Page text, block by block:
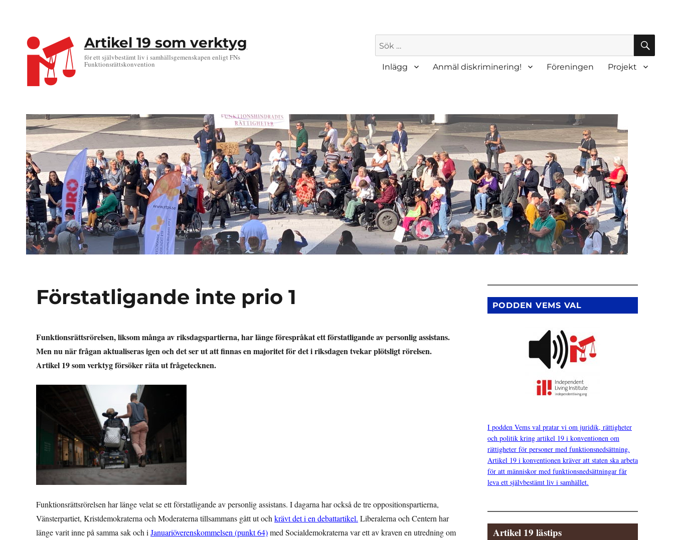
Artikel 19 som verktyg
för ett självbestämt liv i samhällsgemenskapen enligt FNs
Funktionsrättskonvention
Sök
efter:
SÖK
Inlägg Anmäl diskriminering! Föreningen Projekt
Förstatligande inte prio 1
Funktionsrättsrörelsen, liksom många av riksdagspartierna, har länge förespråkat ett förstatligande av personlig assistans.
Men nu när frågan aktualiseras igen och det ser ut att finnas en majoritet för det i riksdagen tvekar plötsligt rörelsen.
Artikel 19 som verktyg försöker räta ut frågetecknen.
Funktionsrättsrörelsen har länge velat se ett förstatligande av personlig assistans. I dagarna har också de tre oppositionspartierna,
Vänsterpartiet, Kristdemokraterna och Moderaterna tillsammans gått ut och krävt det i en debattartikel. Liberalerna och Centern har
länge varit inne på samma sak och i Januariöverenskommelsen (punkt 64)med Socialdemokraterna var ett av kraven en utredning om
PODDEN VEMS VAL
I podden Vems val pratar vi om juridik, rättigheter
och politik kring artikel 19 i konventionen om
rättigheter för personer med funktionsnedsättning.
Artikel 19 i konventionen kräver att staten ska arbeta
för att människor med funktionsnedsättningar får
leva ett självbestämt liv i samhället.
Artikel 19 lästips